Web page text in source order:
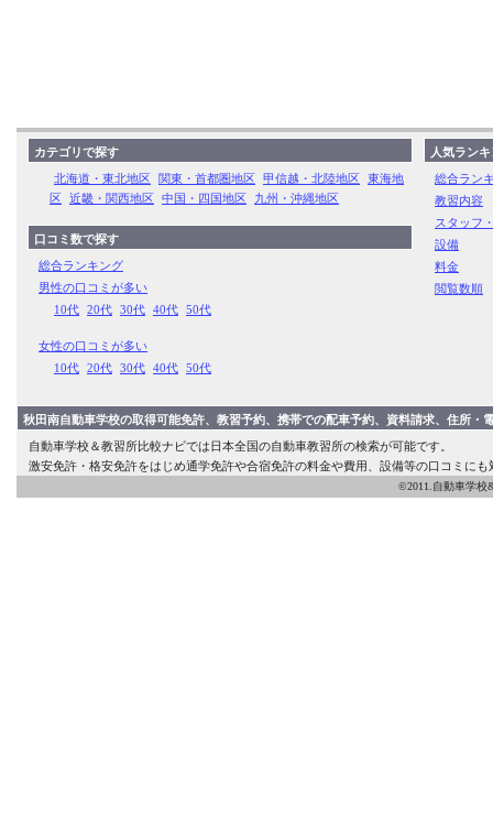
カテゴリで探す
北海道・東北地区 関東・首都圏地区 甲信越・北陸地区 東海地
区 近畿・関西地区 中国・四国地区 九州・沖縄地区
口コミ数で探す
総合ランキング
男性の口コミが多い
10代 20代 30代 40代 50代
女性の口コミが多い
10代 20代 30代 40代 50代
人気ラン
総合ラン
教習内容
スタッフ
設備
料金
閲覧数順
秋田南自動車学校の取得可能免許、教習予約、携帯での配車予約、資料請求、住所・
自動車学校＆教習所比較ナビでは日本全国の自動車教習所の検索が可能です。
激安免許・格安免許をはじめ通学免許や合宿免許の料金や費用、設備等の口コミに
©2011.自動車学校